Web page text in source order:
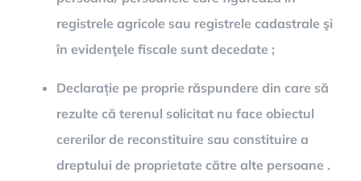
registrele agricole sau registrele cadastrale şi
în evidenţele fiscale sunt decedate ;
Declarație pe proprie răspundere din care să
rezulte că terenul solicitat nu face obiectul
cererilor de reconstituire sau constituire a
dreptului de proprietate către alte persoane .